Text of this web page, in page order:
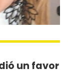
un favor